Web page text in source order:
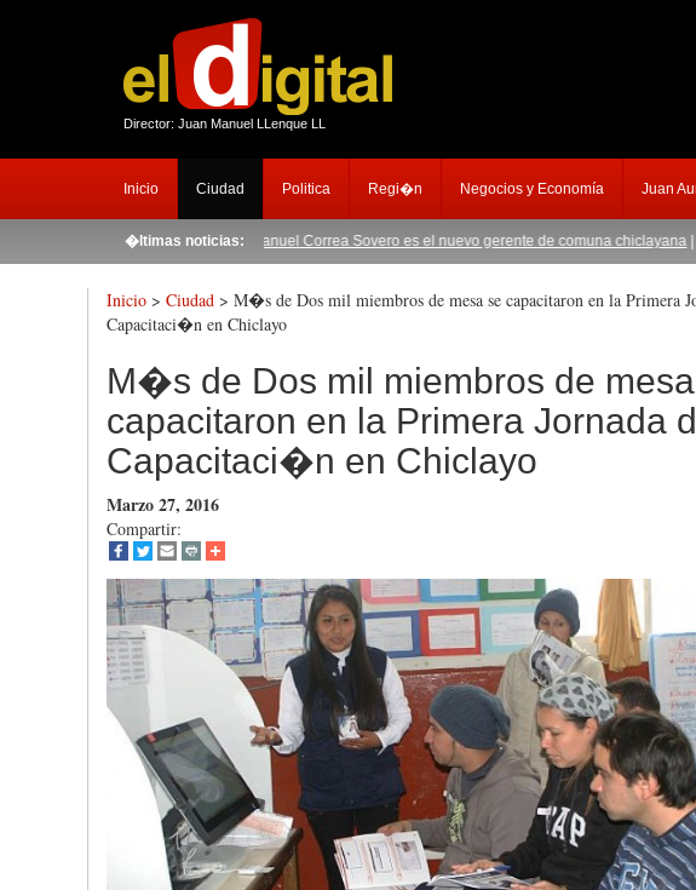
Director: Juan Manuel LLenque LL
Inicio Ciudad Politica Regi�n Negocios y Economía Juan
�ltimas noticias:
y Selva Exportadora|Manuel Correa Sovero es el nuevo gerente de comuna chiclayana|
Inicio > Ciudad > M�s de Dos mil miembros de mesa se capacitaron en la Primera
Capacitaci�n en Chiclayo
M�s de Dos mil miembros de
capacitaron en la Primera Jornada
Capacitaci�n en Chiclayo
Marzo 27, 2016
Compartir: